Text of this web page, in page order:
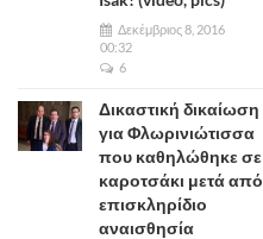
Δεκέμβριος 8, 2016
00:32
6
Δικαστική δικαίωση
για Φλωρινιώτισσα
που καθηλώθηκε σε
καροτσάκι μετά από
επισκληρίδιο
αναισθησία